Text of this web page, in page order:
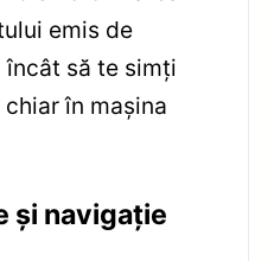
emis de
să te simți
în mașina
și navigație